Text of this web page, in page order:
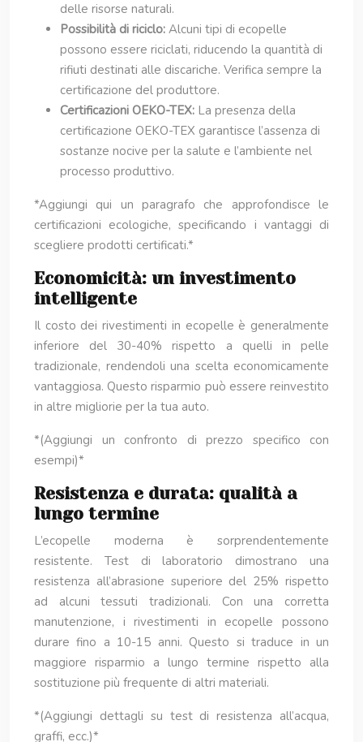
delle risorse naturali.
Possibilità di riciclo: Alcuni tipi di ecopelle
possono essere riciclati, riducendo la quantità di
rifiuti destinati alle discariche. Verifica sempre la
certificazione del produttore.
Certificazioni OEKO-TEX: La presenza della
certificazione OEKO-TEX garantisce l’assenza di
sostanze nocive per la salute e l’ambiente nel
processo produttivo.
*Aggiungi qui un paragrafo che approfondisce le
certificazioni ecologiche, specificando i vantaggi di
scegliere prodotti certificati.*
Economicità: un investimento
intelligente
Il costo dei rivestimenti in ecopelle è generalmente
inferiore del 30-40% rispetto a quelli in pelle
tradizionale, rendendoli una scelta economicamente
vantaggiosa. Questo risparmio può essere reinvestito
in altre migliorie per la tua auto.
*(Aggiungi un confronto di prezzo specifico con
esempi)*
Resistenza e durata: qualità a
lungo termine
L’ecopelle moderna è sorprendentemente
resistente. Test di laboratorio dimostrano una
resistenza all’abrasione superiore del 25% rispetto
ad alcuni tessuti tradizionali. Con una corretta
manutenzione, i rivestimenti in ecopelle possono
durare fino a 10-15 anni. Questo si traduce in un
maggiore risparmio a lungo termine rispetto alla
sostituzione più frequente di altri materiali.
*(Aggiungi dettagli su test di resistenza all’acqua,
graffi, ecc.)*